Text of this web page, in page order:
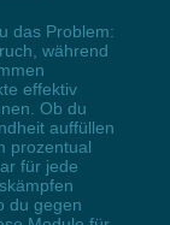
das Problem:
während
effektiv
Ob du
auffüllen
prozentual
für jede
du gegen